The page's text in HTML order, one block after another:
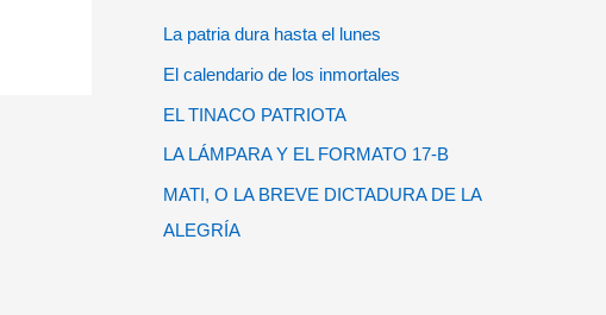
La patria dura hasta el lunes
El calendario de los inmortales
EL TINACO PATRIOTA
LA LÁMPARA Y EL FORMATO 17-B
MATI, O LA BREVE DICTADURA DE LA
ALEGRÍA